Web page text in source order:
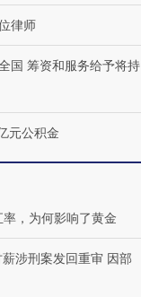
律师
国 筹资和服务给予将持
元公积金
，为何影响了黄金
涉刑案发回重审 因部